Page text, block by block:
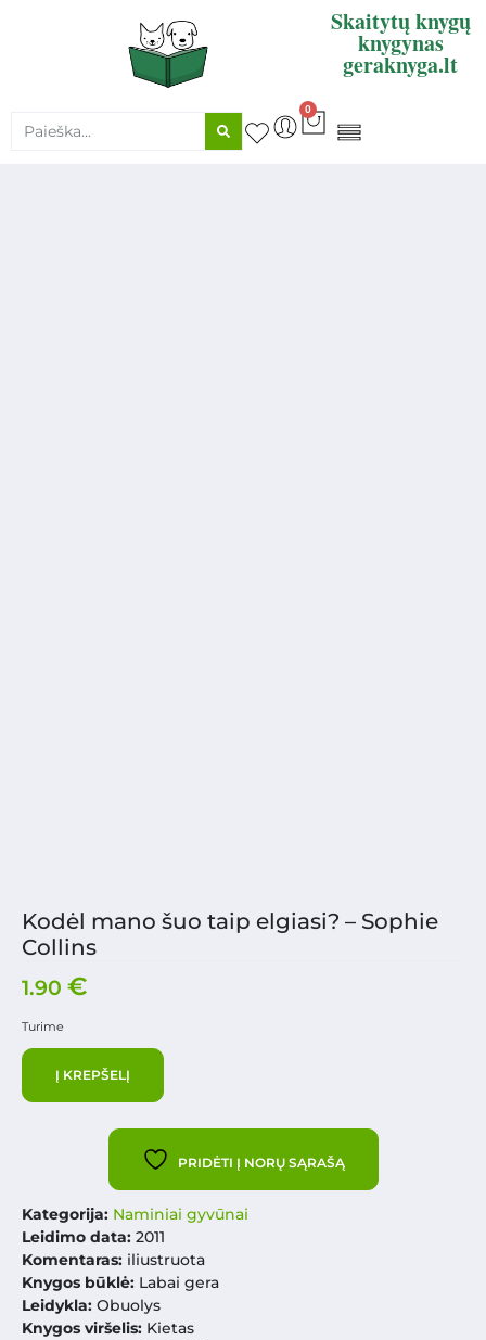
Skaitytų knygų
knygynas
geraknyga.lt
0
Kodėl mano šuo taip elgiasi? – Sophie
Collins
1.90 €
Turime
Į KREPŠELĮ
PRIDĖTI Į NORŲ SĄRAŠĄ
Kategorija: Naminiai gyvūnai
Leidimo data: 2011
Komentaras: iliustruota
Knygos būklė: Labai gera
Leidykla: Obuolys
Knygos viršelis: Kietas